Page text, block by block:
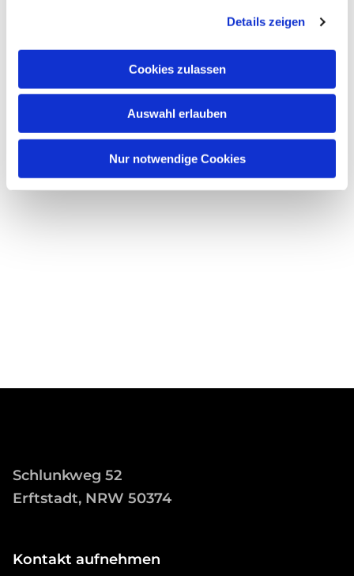
Details zeigen
Cookies zulassen
Auswahl erlauben
Nur notwendige Cookies
Schlunkweg 52
Erftstadt, NRW 50374
Kontakt aufnehmen